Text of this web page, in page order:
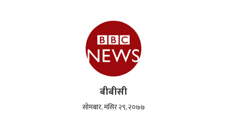
बीबीसी
सोमबार, मंसिर २९, २०७७